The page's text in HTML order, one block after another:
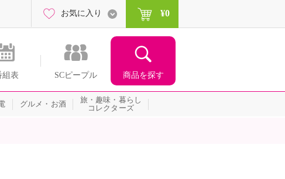
組表 SCピープル 商品を探す
お気に入り ¥0
グルメ・お酒
旅・趣味・暮らし
コレクターズ